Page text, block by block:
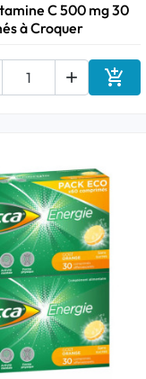
C 500 mg 30
à Croquer
 